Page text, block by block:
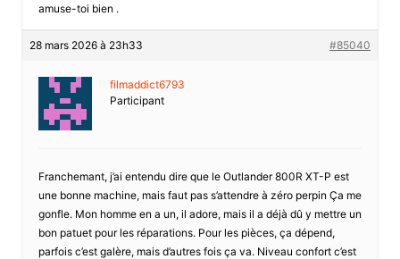
amuse-toi bien .
28 mars 2026 à 23h33 #85040
filmaddict6793
Participant
Franchemant, j’ai entendu dire que le Outlander 800R XT-P est
une bonne machine, mais faut pas s’attendre à zéro perpin Ça me
gonfle. Mon homme en a un, il adore, mais il a déjà dû y mettre un
bon patuet pour les réparations. Pour les pièces, ça dépend,
parfois c’est galère, mais d’autres fois ça va. Niveau confort c’est